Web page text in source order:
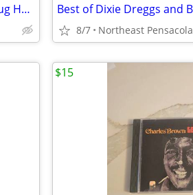
Astral Project Live in New Orleans at Snug Harbor 2005 DVD and CD Set
8/7 Northeast Pensacola
$15